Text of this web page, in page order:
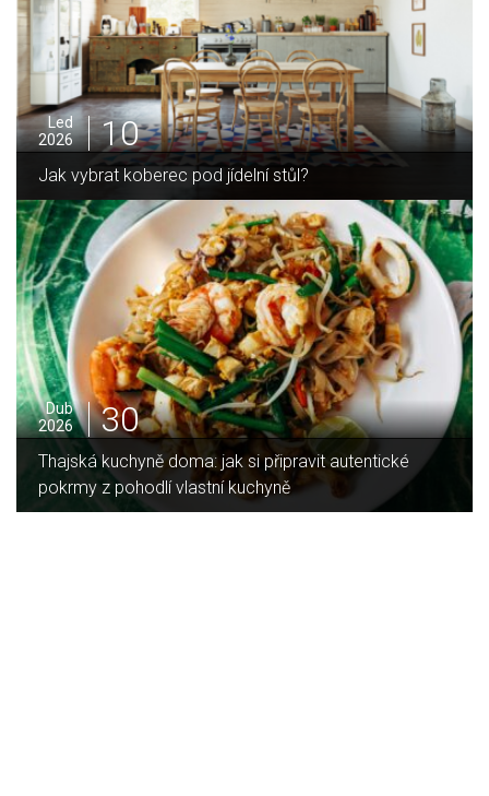
Led
2026
10
Jak vybrat koberec pod jídelní stůl?
Dub
2026
30
Thajská kuchyně doma: jak si připravit autentické
pokrmy z pohodlí vlastní kuchyně